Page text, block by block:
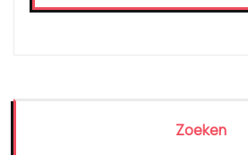
Zoeken